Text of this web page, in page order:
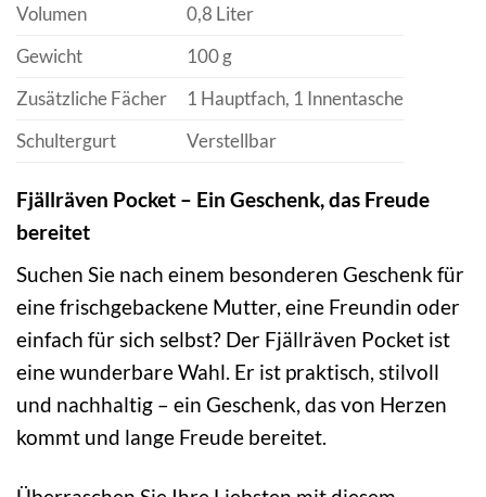
Volumen
0,8 Liter
Gewicht
100 g
Zusätzliche Fächer
1 Hauptfach, 1 Innentasche
Schultergurt
Verstellbar
Fjällräven Pocket – Ein Geschenk, das Freude
bereitet
Suchen Sie nach einem besonderen Geschenk für
eine frischgebackene Mutter, eine Freundin oder
einfach für sich selbst? Der Fjällräven Pocket ist
eine wunderbare Wahl. Er ist praktisch, stilvoll
und nachhaltig – ein Geschenk, das von Herzen
kommt und lange Freude bereitet.